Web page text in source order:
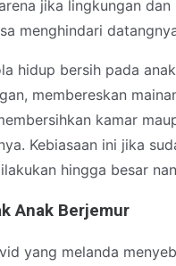
jika lingkungan dan
menghindari
hidup bersih pada
membereskan
kamar
Kebiasaan ini jika
hingga besar
Anak Berjemur
yang melanda